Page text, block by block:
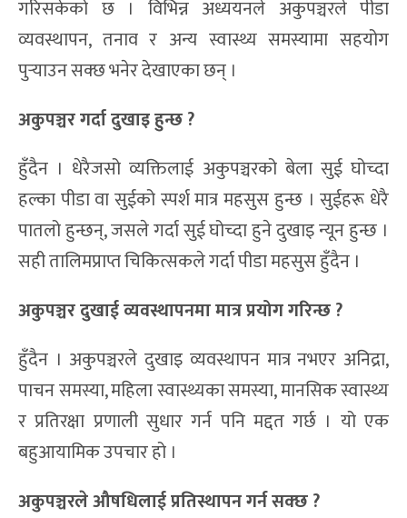
गरिसकेको छ । विभिन्न अध्ययनले अकुपञ्चरले पीडा
व्यवस्थापन, तनाव र अन्य स्वास्थ्य समस्यामा सहयोग
पुर्‍याउन सक्छ भनेर देखाएका छन् ।
अकुपञ्चर गर्दा दुखाइ हुन्छ?
हुँदैन । धेरैजसो व्यक्तिलाई अकुपञ्चरको बेला सुई घोच्दा
हल्का पीडा वा सुईको स्पर्श मात्र महसुस हुन्छ । सुईहरू धेरै
पातलो हुन्छन्, जसले गर्दा सुई घोच्दा हुने दुखाइ न्यून हुन्छ ।
सही तालिमप्राप्त चिकित्सकले गर्दा पीडा महसुस हुँदैन ।
अकुपञ्चर दुखाई व्यवस्थापनमा मात्र प्रयोग गरिन्छ?
हुँदैन । अकुपञ्चरले दुखाइ व्यवस्थापन मात्र नभएर अनिद्रा,
पाचन समस्या, महिला स्वास्थ्यका समस्या, मानसिक स्वास्थ्य
र प्रतिरक्षा प्रणाली सुधार गर्न पनि मद्दत गर्छ । यो एक
बहुआयामिक उपचार हो ।
अकुपञ्चरले औषधिलाई प्रतिस्थापन गर्न सक्छ?